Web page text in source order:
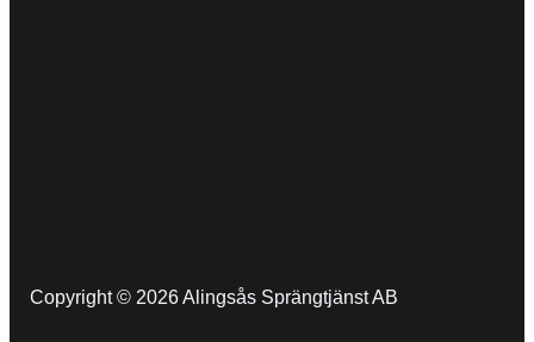
Copyright © 2026 Alingsås Sprängtjänst AB